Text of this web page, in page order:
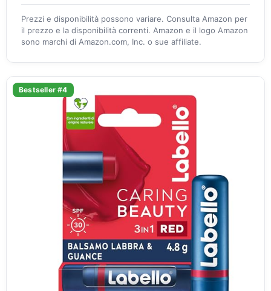
Prezzi e disponibilità possono variare. Consulta Amazon per
il prezzo e la disponibilità correnti. Amazon e il logo Amazon
sono marchi di Amazon.com, Inc. o sue affiliate.
Bestseller #4